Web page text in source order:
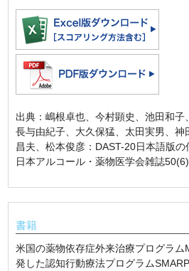
出典：嶋根卓也、今村顕史、池田和子
長与由紀子、大久保猛、太田実男、神
昌夫、松本俊彦：DAST-20日本語版の
日本アルコール・薬物医学会雑誌
書籍
米国の薬物依存症外来治療プログラム
発した認知行動療法プログラム